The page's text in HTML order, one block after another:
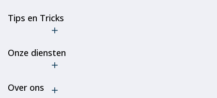
Tips en Tricks
goedkope
Verleng de
Onze diensten
Onderhoud
Over ons